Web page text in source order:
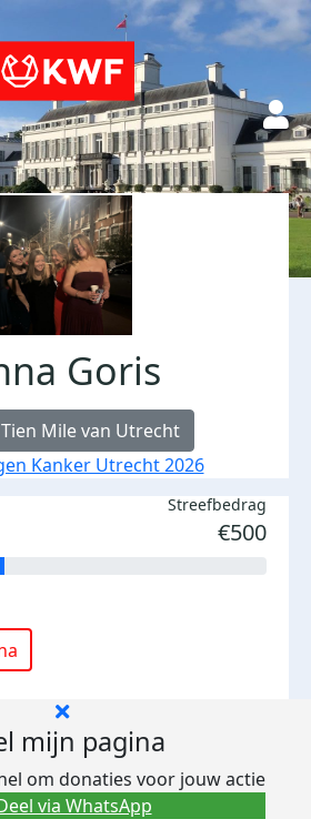
Goris
Mile van Utrecht
Kanker Utrecht 2026
Streefbedrag
€500
mijn pagina
om donaties voor jouw actie
via WhatsApp